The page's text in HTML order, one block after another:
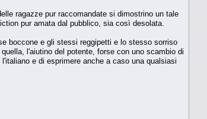
ragazze pur raccomandate si dimostrino un tale
pur amata dal pubblico, sia così desolata.
boccone e gli stessi reggipetti e lo stesso sorriso
l'aiutino del potente, forse con uno scambio di
e di esprimere anche a caso una qualsiasi